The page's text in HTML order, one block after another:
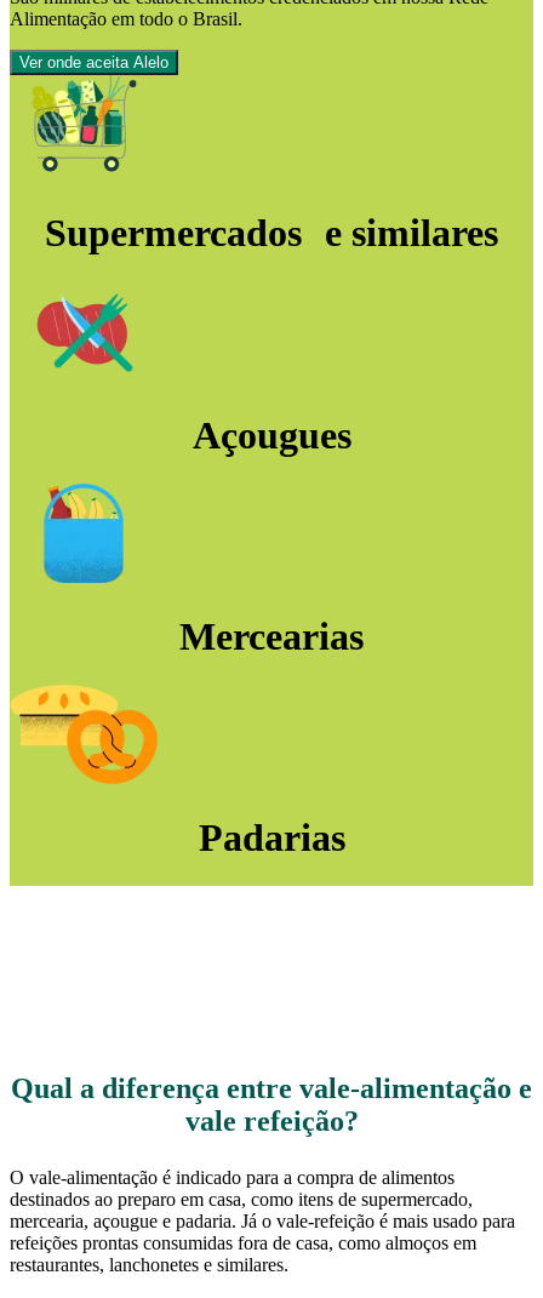
Alimentação em todo o Brasil.
Ver onde aceita Alelo
Supermercados e similares
Açougues
Mercearias
Padarias
Qual a diferença entre vale-alimentação e
vale refeição?
O vale-alimentação é indicado para a compra de alimentos
destinados ao preparo em casa, como itens de supermercado,
mercearia, açougue e padaria. Já o vale-refeição é mais usado para
refeições prontas consumidas fora de casa, como almoços em
restaurantes, lanchonetes e similares.